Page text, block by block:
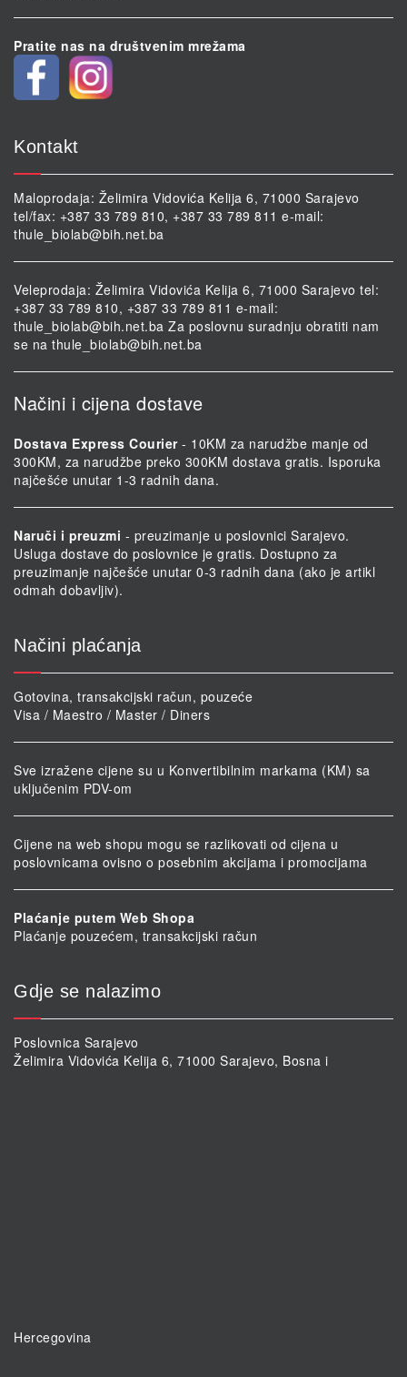
Pratite nas na društvenim mrežama
Kontakt
Maloprodaja: Želimira Vidovića Kelija 6, 71000 Sarajevo
tel/fax: +387 33 789 810, +387 33 789 811 e-mail:
thule_biolab@bih.net.ba
Veleprodaja: Želimira Vidovića Kelija 6, 71000 Sarajevo tel:
+387 33 789 810, +387 33 789 811 e-mail:
thule_biolab@bih.net.ba Za poslovnu suradnju obratiti nam
se na thule_biolab@bih.net.ba
Načini i cijena dostave
Dostava Express Courier- 10KM za narudžbe manje od
300KM, za narudžbe preko 300KM dostava gratis. Isporuka
najčešće unutar 1-3 radnih dana.
Naruči i preuzmi - preuzimanje u poslovnici Sarajevo.
Usluga dostave do poslovnice je gratis. Dostupno za
preuzimanje najčešće unutar 0-3 radnih dana (ako je artikl
odmah dobavljiv).
Načini plaćanja
Gotovina, transakcijski račun, pouzeće
Visa / Maestro / Master / Diners
Sve izražene cijene su u Konvertibilnim markama (KM) sa
uključenim PDV-om
Cijene na web shopu mogu se razlikovati od cijena u
poslovnicama ovisno o posebnim akcijama i promocijama
Plaćanje putem Web Shopa
Plaćanje pouzećem, transakcijski račun
Gdje se nalazimo
Poslovnica Sarajevo
Želimira Vidovića Kelija 6, 71000 Sarajevo, Bosna i
Hercegovina